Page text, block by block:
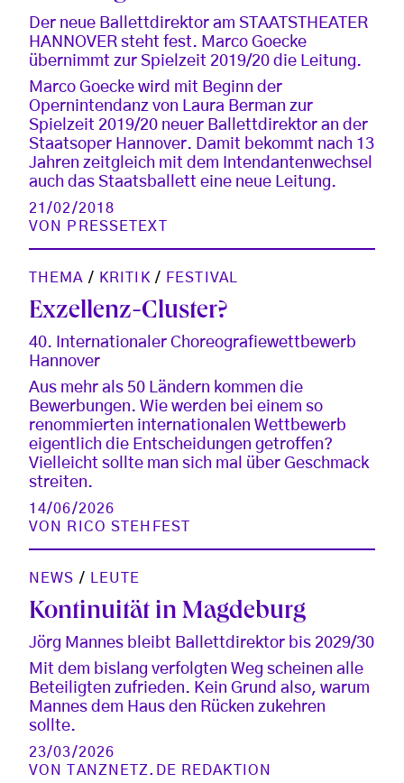
Der neue Ballettdirektor am STAATSTHEATER
HANNOVER steht fest. Marco Goecke
übernimmt zur Spielzeit 2019/20 die Leitung.
Marco Goecke wird mit Beginn der
Opernintendanz von Laura Berman zur
Spielzeit 2019/20 neuer Ballettdirektor an der
Staatsoper Hannover. Damit bekommt nach 13
Jahren zeitgleich mit dem Intendantenwechsel
auch das Staatsballett eine neue Leitung.
21/02/2018
VON
PRESSETEXT
THEMA / KRITIK / FESTIVAL
Exzellenz-Cluster?
40. Internationaler Choreografiewettbewerb
Hannover
Aus mehr als 50 Ländern kommen die
Bewerbungen. Wie werden bei einem so
renommierten internationalen Wettbewerb
eigentlich die Entscheidungen getroffen?
Vielleicht sollte man sich mal über Geschmack
streiten.
14/06/2026
VON
RICO STEHFEST
NEWS / LEUTE
Kontinuität in Magdeburg
Jörg Mannes bleibt Ballettdirektor bis 2029/30
Mit dem bislang verfolgten Weg scheinen alle
Beteiligten zufrieden. Kein Grund also, warum
Mannes dem Haus den Rücken zukehren
sollte.
23/03/2026
VON
TANZNETZ.DE REDAKTION